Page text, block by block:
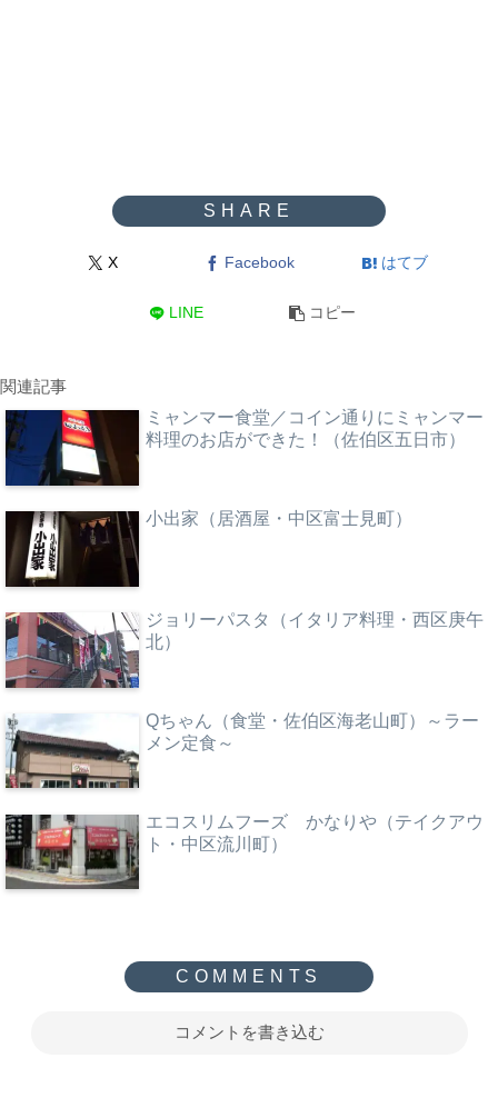
X Facebook はてブ
LINE コピー
関連記事
ミャンマー食堂／コイン通りにミャンマー
料理のお店ができた！（佐伯区五日市）
小出家（居酒屋・中区富士見町）
ジョリーパスタ（イタリア料理・西区庚午
北）
Qちゃん（食堂・佐伯区海老山町）～ラー
メン定食～
エコスリムフーズ かなりや（テイクアウ
ト・中区流川町）
コメントを書き込む